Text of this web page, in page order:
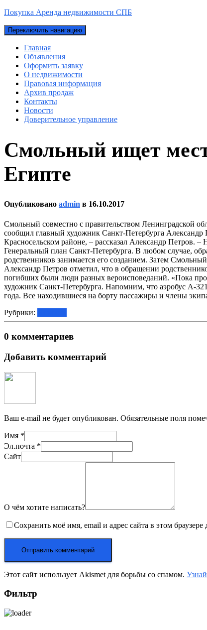
Покупка Аренда недвижимости СПБ
Переключить навигацию
Главная
Объявления
Оформить заявку
О недвижимости
Правовая информация
Архив продаж
Контакты
Новости
Доверительное управление
Смольный ищет
Египте
Опубликовано admin в 16.10.2017
Смольный совместно с правительством Ленинградской
сообщил главный художник Санкт-Петербурга
Красносельском районе, – рассказал Александр Петров.
Генеральный план Санкт-Петербурга. В любом случае,
родственников занимается его созданием. Затем
Александр Петров отметил, что в обращении
погибших были люди разных вероисповеданий. «Пока
художник Санкт-Петербурга. Напомним, что аэробус А-
года. Все находившиеся на борту пассажиры и члены
Рубрики:
0 комментариев
Добавить комментарий
Ваш e-mail не будет опубликован. Обязательные поля
Имя *
Эл.почта *
Сайт
О чём хотите написать?
Сохранить моё имя, email и адрес сайта в этом
Этот сайт использует Akismet для борьбы со спамом.
Фильтр